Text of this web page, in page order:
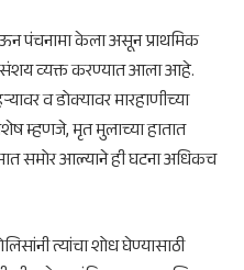
पंचनामा केला असून प्राथमिक
व्यक्त करण्यात आला आहे.
व डोक्यावर मारहाणीच्या
म्हणजे, मृत मुलाच्या हातात
समोर आल्याने ही घटना अधिकच
त्यांचा शोध घेण्यासाठी